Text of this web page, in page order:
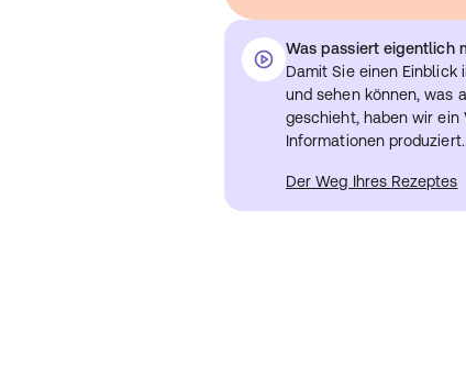
Was passiert eigentlich
Damit Sie einen Einblick
und sehen können, was
geschieht, haben wir
Informationen produziert.
Der Weg Ihres Rezeptes